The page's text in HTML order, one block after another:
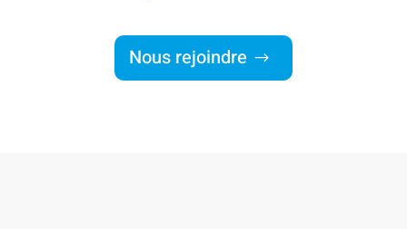
Nous rejoindre